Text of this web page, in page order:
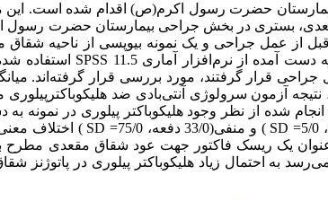
از عمل جراحی و یک نمونه بیوپسی از ناحیه
در کلیه موارد(100%) بیوپسی انجام شده از نظر وجود هلیکوباکتر
یک ریسک فاکتور جهت عود شقاق مقعدی مطرح
به احتمال زیاد هلیکوباکتر پیلوری در